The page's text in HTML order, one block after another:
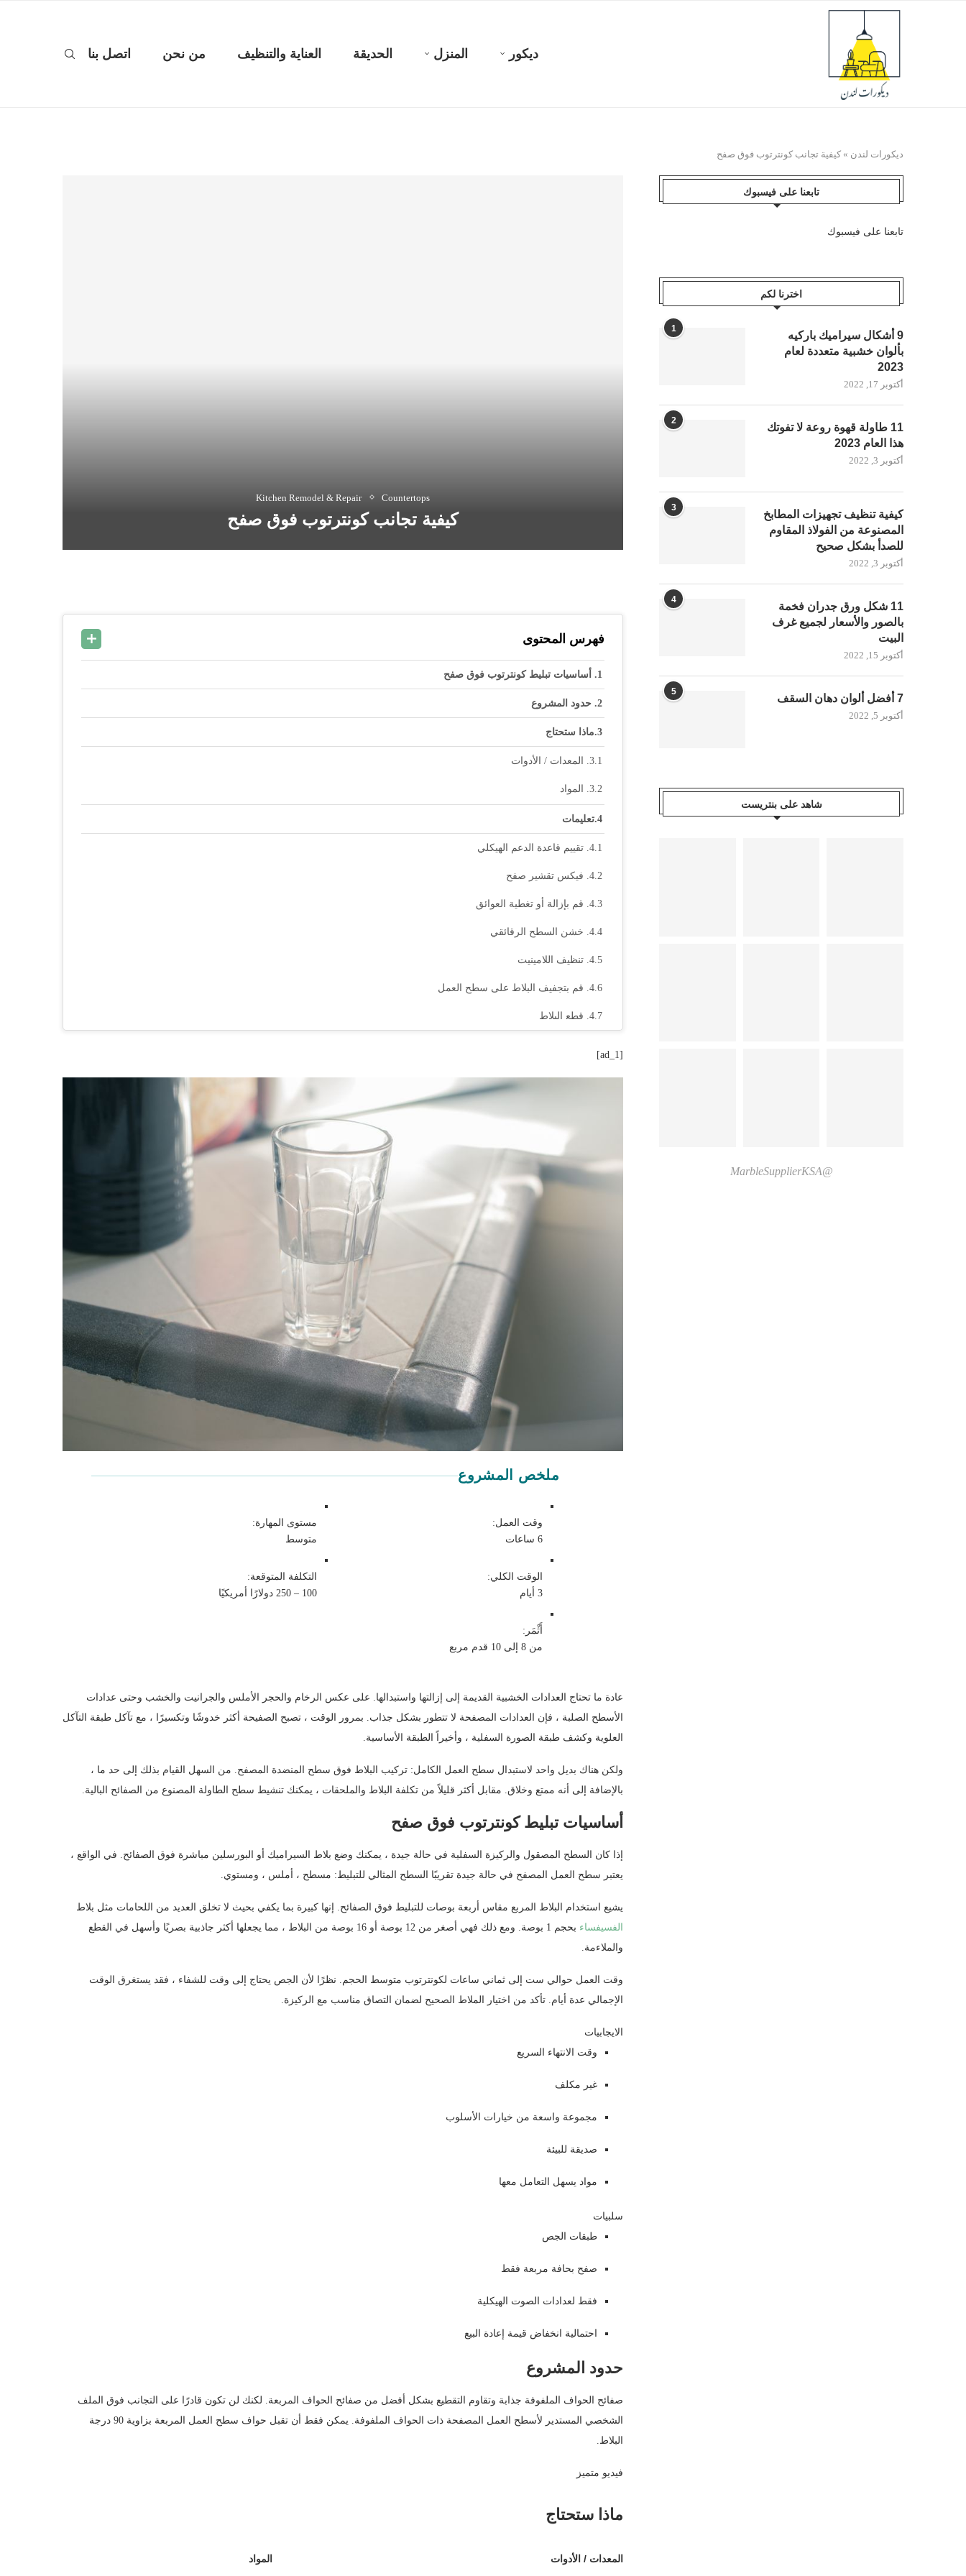
ديكور المنزل الحديقة العناية والتنظيف من نحن اتصل بنا
ديكورات لندن » كيفية تجانب كونترتوب فوق صفح
Countertops
Kitchen Remodel & Repair
كيفية تجانب كونترتوب فوق صفح
فهرس المحتوى
أساسيات تبليط كونترتوب فوق صفح
حدود المشروع
ماذا ستحتاج
المعدات / الأدوات
المواد
تعليمات
تقييم قاعدة الدعم الهيكلي
فيكس تقشير صفح
قم بإزالة أو تغطية العوائق
خشن السطح الرقائقي
تنظيف اللامينيت
قم بتجفيف البلاط على سطح العمل
قطع البلاط
رص البلاط
خيارات
تغطية صفح
[ad_1]
ملخص المشروع
وقت العمل:
6 ساعات
الوقت الكلي:
3 أيام
أَثْمَر:
من 8 إلى 10 قدم مربع
مستوى المهارة:
متوسط
التكلفة المتوقعة:
100 – 250 دولارًا أمريكيًا
عادة ما تحتاج العدادات الخشبية القديمة إلى إزالتها واستبدالها. على عكس الرخام والحجر الأملس والجرانيت والخشب وحتى عدادات
الأسطح الصلبة ، فإن العدادات المصفحة لا تتطور بشكل جذاب. بمرور الوقت ، تصبح الصفيحة أكثر خدوشًا وتكسيرًا ، مع تآكل طبقة التآكل
العلوية وكشف طبقة الصورة السفلية ، وأخيراً الطبقة الأساسية.
ولكن هناك بديل واحد لاستبدال سطح العمل الكامل: تركيب البلاط فوق سطح المنضدة المصفح. من السهل القيام بذلك إلى حد ما ،
بالإضافة إلى أنه ممتع وخلاق. مقابل أكثر قليلاً من تكلفة البلاط والملحقات ، يمكنك تنشيط سطح الطاولة المصنوع من الصفائح البالية.
أساسيات تبليط كونترتوب فوق صفح
إذا كان السطح المصقول والركيزة السفلية في حالة جيدة ، يمكنك وضع بلاط السيراميك أو البورسلين مباشرة فوق الصفائح. في الواقع ،
يعتبر سطح العمل المصفح في حالة جيدة تقريبًا السطح المثالي للتبليط: مسطح ، أملس ، ومستوي.
يشيع استخدام البلاط المربع مقاس أربعة بوصات للتبليط فوق الصفائح. إنها كبيرة بما يكفي بحيث لا تخلق العديد من اللحامات مثل بلاط
الفسيفساء
بحجم 1 بوصة. ومع ذلك فهي أصغر من 12 بوصة أو 16 بوصة من البلاط ، مما يجعلها أكثر جاذبية بصريًا وأسهل في القطع
والملاءمة.
وقت العمل حوالي ست إلى ثماني ساعات لكونترتوب متوسط ​​الحجم. نظرًا لأن الجص يحتاج إلى وقت للشفاء ، فقد يستغرق الوقت
الإجمالي عدة أيام. تأكد من اختيار الملاط الصحيح لضمان التصاق مناسب مع الركيزة.
الايجابيات
وقت الانتهاء السريع
غير مكلف
مجموعة واسعة من خيارات الأسلوب
صديقة للبيئة
مواد يسهل التعامل معها
سلبيات
طبقات الجص
صفح بحافة مربعة فقط
فقط لعدادات الصوت الهيكلية
احتمالية انخفاض قيمة إعادة البيع
حدود المشروع
صفائح الحواف الملفوفة جذابة وتقاوم التقطيع بشكل أفضل من صفائح الحواف المربعة. لكنك لن تكون قادرًا على التجانب فوق الملف
الشخصي المستدير لأسطح العمل المصفحة ذات الحواف الملفوفة. يمكن فقط أن تقبل حواف سطح العمل المربعة بزاوية 90 درجة
البلاط.
فيديو متميز
ماذا ستحتاج
المعدات / الأدوات المواد
تابعنا على فيسبوك
تابعنا على فيسبوك
اخترنا لكم
1
9 أشكال سيراميك باركيه
بألوان خشبية متعددة لعام
2023
أكتوبر 17, 2022
2
11 طاولة قهوة روعة لا تفوتك
هذا العام 2023
أكتوبر 3, 2022
3
كيفية تنظيف تجهيزات المطابخ
المصنوعة من الفولاذ المقاوم
للصدأ بشكل صحيح
أكتوبر 3, 2022
4
11 شكل ورق جدران فخمة
بالصور والأسعار لجميع غرف
البيت
أكتوبر 15, 2022
5
7 أفضل ألوان دهان السقف
أكتوبر 5, 2022
شاهد على بنتريست
@MarbleSupplierKSA